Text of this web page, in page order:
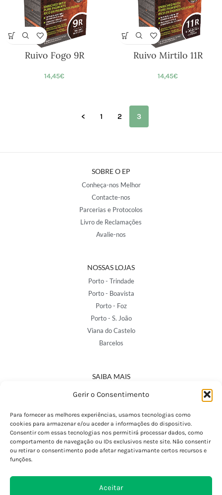
Gerir o Consentimento
Para fornecer as melhores experiências, usamos tecnologias como
cookies para armazenar e/ou aceder a informações do dispositivo.
Consentir com essas tecnologias nos permitirá processar dados, como
comportamento de navegação ou IDs exclusivos neste site. Não consentir
ou retirar o consentimento pode afetar negativamante certos recursos e
funções.
Aceitar
Ruivo Fogo 9R
14,45€
Ruivo Mirtilo 11R
14,45€
< 1 2 3
SOBRE O EP
Conheça-nos Melhor
Contacte-nos
Parcerias e Protocolos
Livro de Reclamações
Avalie-nos
NOSSAS LOJAS
Porto - Trindade
Porto - Boavista
Porto - Foz
Porto - S. João
Viana do Castelo
Barcelos
SAIBA MAIS
Política de Privacidade
Termos e Condições
Perguntas Frequentes
Custos de Envio
Encomendas Internacionais
Devoluções e Trocas